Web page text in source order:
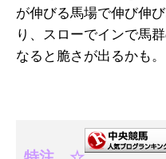
が伸びる馬場で伸び伸
り、スローでインで馬
なると脆さが出るかも。